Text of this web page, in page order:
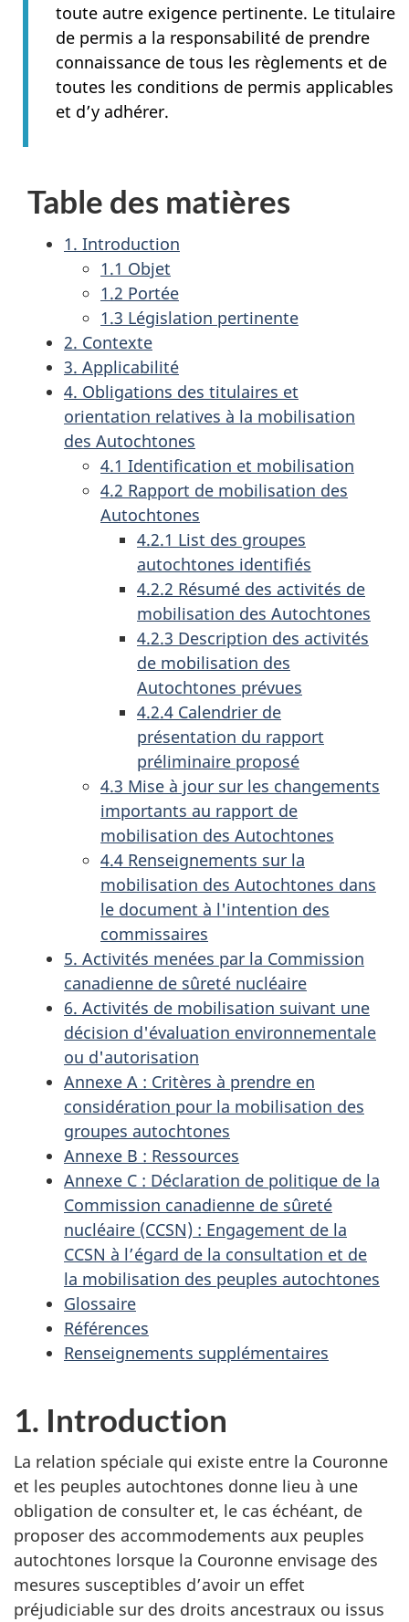
toute autre exigence pertinente. Le titulaire
de permis a la responsabilité de prendre
connaissance de tous les règlements et de
toutes les conditions de permis applicables
et d’y adhérer.
Table des matières
1. Introduction
1.1 Objet
1.2 Portée
1.3 Législation pertinente
2. Contexte
3. Applicabilité
4. Obligations des titulaires et
orientation relatives à la mobilisation
des Autochtones
4.1 Identification et mobilisation
4.2 Rapport de mobilisation des
Autochtones
4.2.1 List des groupes
autochtones identifiés
4.2.2 Résumé des activités de
mobilisation des Autochtones
4.2.3 Description des activités
de mobilisation des
Autochtones prévues
4.2.4 Calendrier de
présentation du rapport
préliminaire proposé
4.3 Mise à jour sur les changements
importants au rapport de
mobilisation des Autochtones
4.4 Renseignements sur la
mobilisation des Autochtones dans
le document à l'intention des
commissaires
5. Activités menées par la Commission
canadienne de sûreté nucléaire
6. Activités de mobilisation suivant une
décision d'évaluation environnementale
ou d'autorisation
Annexe A : Critères à prendre en
considération pour la mobilisation des
groupes autochtones
Annexe B : Ressources
Annexe C : Déclaration de politique de la
Commission canadienne de sûreté
nucléaire (CCSN) : Engagement de la
CCSN à l’égard de la consultation et de
la mobilisation des peuples autochtones
Glossaire
Références
Renseignements supplémentaires
1. Introduction
La relation spéciale qui existe entre la Couronne
et les peuples autochtones donne lieu à une
obligation de consulter et, le cas échéant, de
proposer des accommodements aux peuples
autochtones lorsque la Couronne envisage des
mesures susceptibles d’avoir un effet
préjudiciable sur des droits ancestraux ou issus